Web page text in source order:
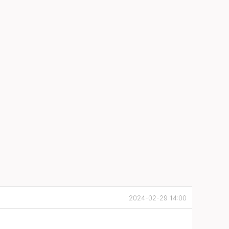
2024-02-29 14:00